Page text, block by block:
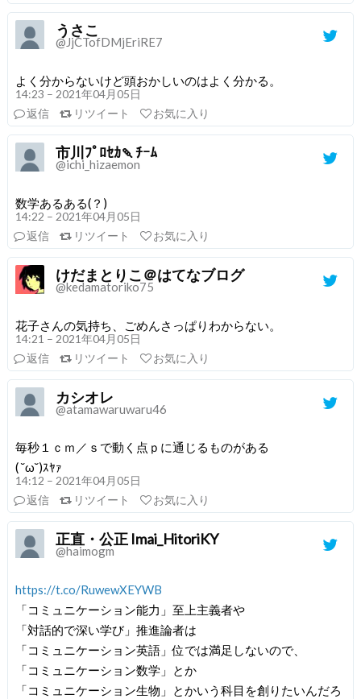
うさこ
@JjCTofDMjEriRE7
よく分からないけど頭おかしいのはよく分かる。
14:23 – 2021年04月05日
返信
リツイート お気に入り
市川ﾌﾟﾛｾｶ🍡ﾁｰﾑ
@ichi_hizaemon
数学あるある(？)
14:22 – 2021年04月05日
返信
リツイート お気に入り
けだまとりこ＠はてなブログ
@kedamatoriko75
花子さんの気持ち、ごめんさっぱりわからない。
14:21 – 2021年04月05日
返信
リツイート お気に入り
カシオレ
@atamawaruwaru46
毎秒１ｃｍ／ｓで動く点ｐに通じるものがある
( ˘ω˘)ｽﾔｧ
14:12 – 2021年04月05日
返信
リツイート お気に入り
正直・公正 Imai_HitoriKY
@haimogm
https://t.co/RuwewXEYWB
「コミュニケーション能力」至上主義者や
「対話的で深い学び」推進論者は
「コミュニケーション英語」位では満足しないので、
「コミュニケーション数学」とか
「コミュニケーション生物」とかいう科目を創りたいんだろ